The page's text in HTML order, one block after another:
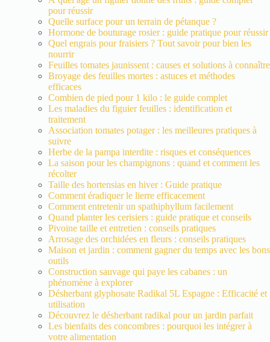
pour réussir
Quelle surface pour un terrain de pétanque ?
Hormone de bouturage rosier : guide pratique pour réussir
Quel engrais pour fraisiers ? Tout savoir pour bien les
nourrir
Feuilles tomates jaunissent : causes et solutions à connaître
Broyage des feuilles mortes : astuces et méthodes
efficaces
Combien de pied pour 1 kilo : le guide complet
Les maladies du figuier feuilles : identification et
traitement
Association tomates potager : les meilleures pratiques à
suivre
Herbe de la pampa interdite : risques et conséquences
La saison pour les champignons : quand et comment les
récolter
Taille des hortensias en hiver : Guide pratique
Comment éradiquer le lierre efficacement
Comment entretenir un spathiphyllum facilement
Quand planter les cerisiers : guide pratique et conseils
Pivoine taille et entretien : conseils pratiques
Arrosage des orchidées en fleurs : conseils pratiques
Maison et jardin : comment gagner du temps avec les bons
outils
Construction sauvage qui paye les cabanes : un
phénomène à explorer
Désherbant glyphosate Radikal 5L Espagne : Efficacité et
utilisation
Découvrez le désherbant radikal pour un jardin parfait
Les bienfaits des concombres : pourquoi les intégrer à
votre alimentation